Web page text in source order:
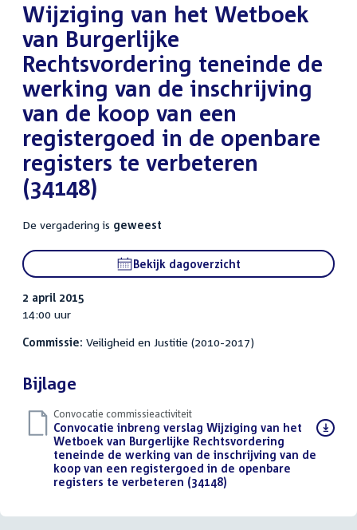
:Wijziging van het Wetboek
van Burgerlijke
Rechtsvordering teneinde de
werking van de inschrijving
van de koop van een
registergoed in de openbare
registers te verbeteren
(34148)
De vergadering is geweest
Bekijk dagoverzicht
2 april 2015
14:00 uur
Commissie: Veiligheid en Justitie (2010-2017)
Bijlage
Convocatie commissieactiviteit
Download
bestand:
Convocatie inbreng verslag Wijziging van het
Wetboek van Burgerlijke Rechtsvordering
teneinde de werking van de inschrijving van de
koop van een registergoed in de openbare
registers te verbeteren (34148)